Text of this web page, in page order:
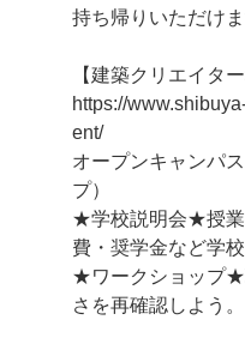
持ち帰りいただけま
【建築クリエイター
https://
ent/
オープンキャンパ
プ）
★学校説明会★授業
費・奨学金など学
★ワークショップ★
さを再確認しよう。